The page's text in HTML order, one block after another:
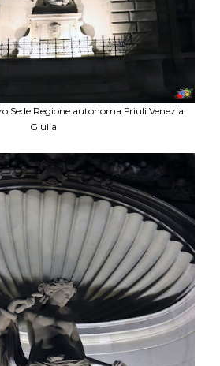
Sede Regione autonoma Friuli Venezia
Giulia